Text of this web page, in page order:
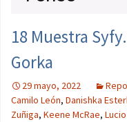
18 Muestra
Gorka
29 mayo, 2022
Camilo León, Danishka
Zuñiga, Keene McRae,